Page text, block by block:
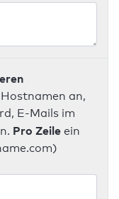
an,
E-Mails im
Pro Zeile ein